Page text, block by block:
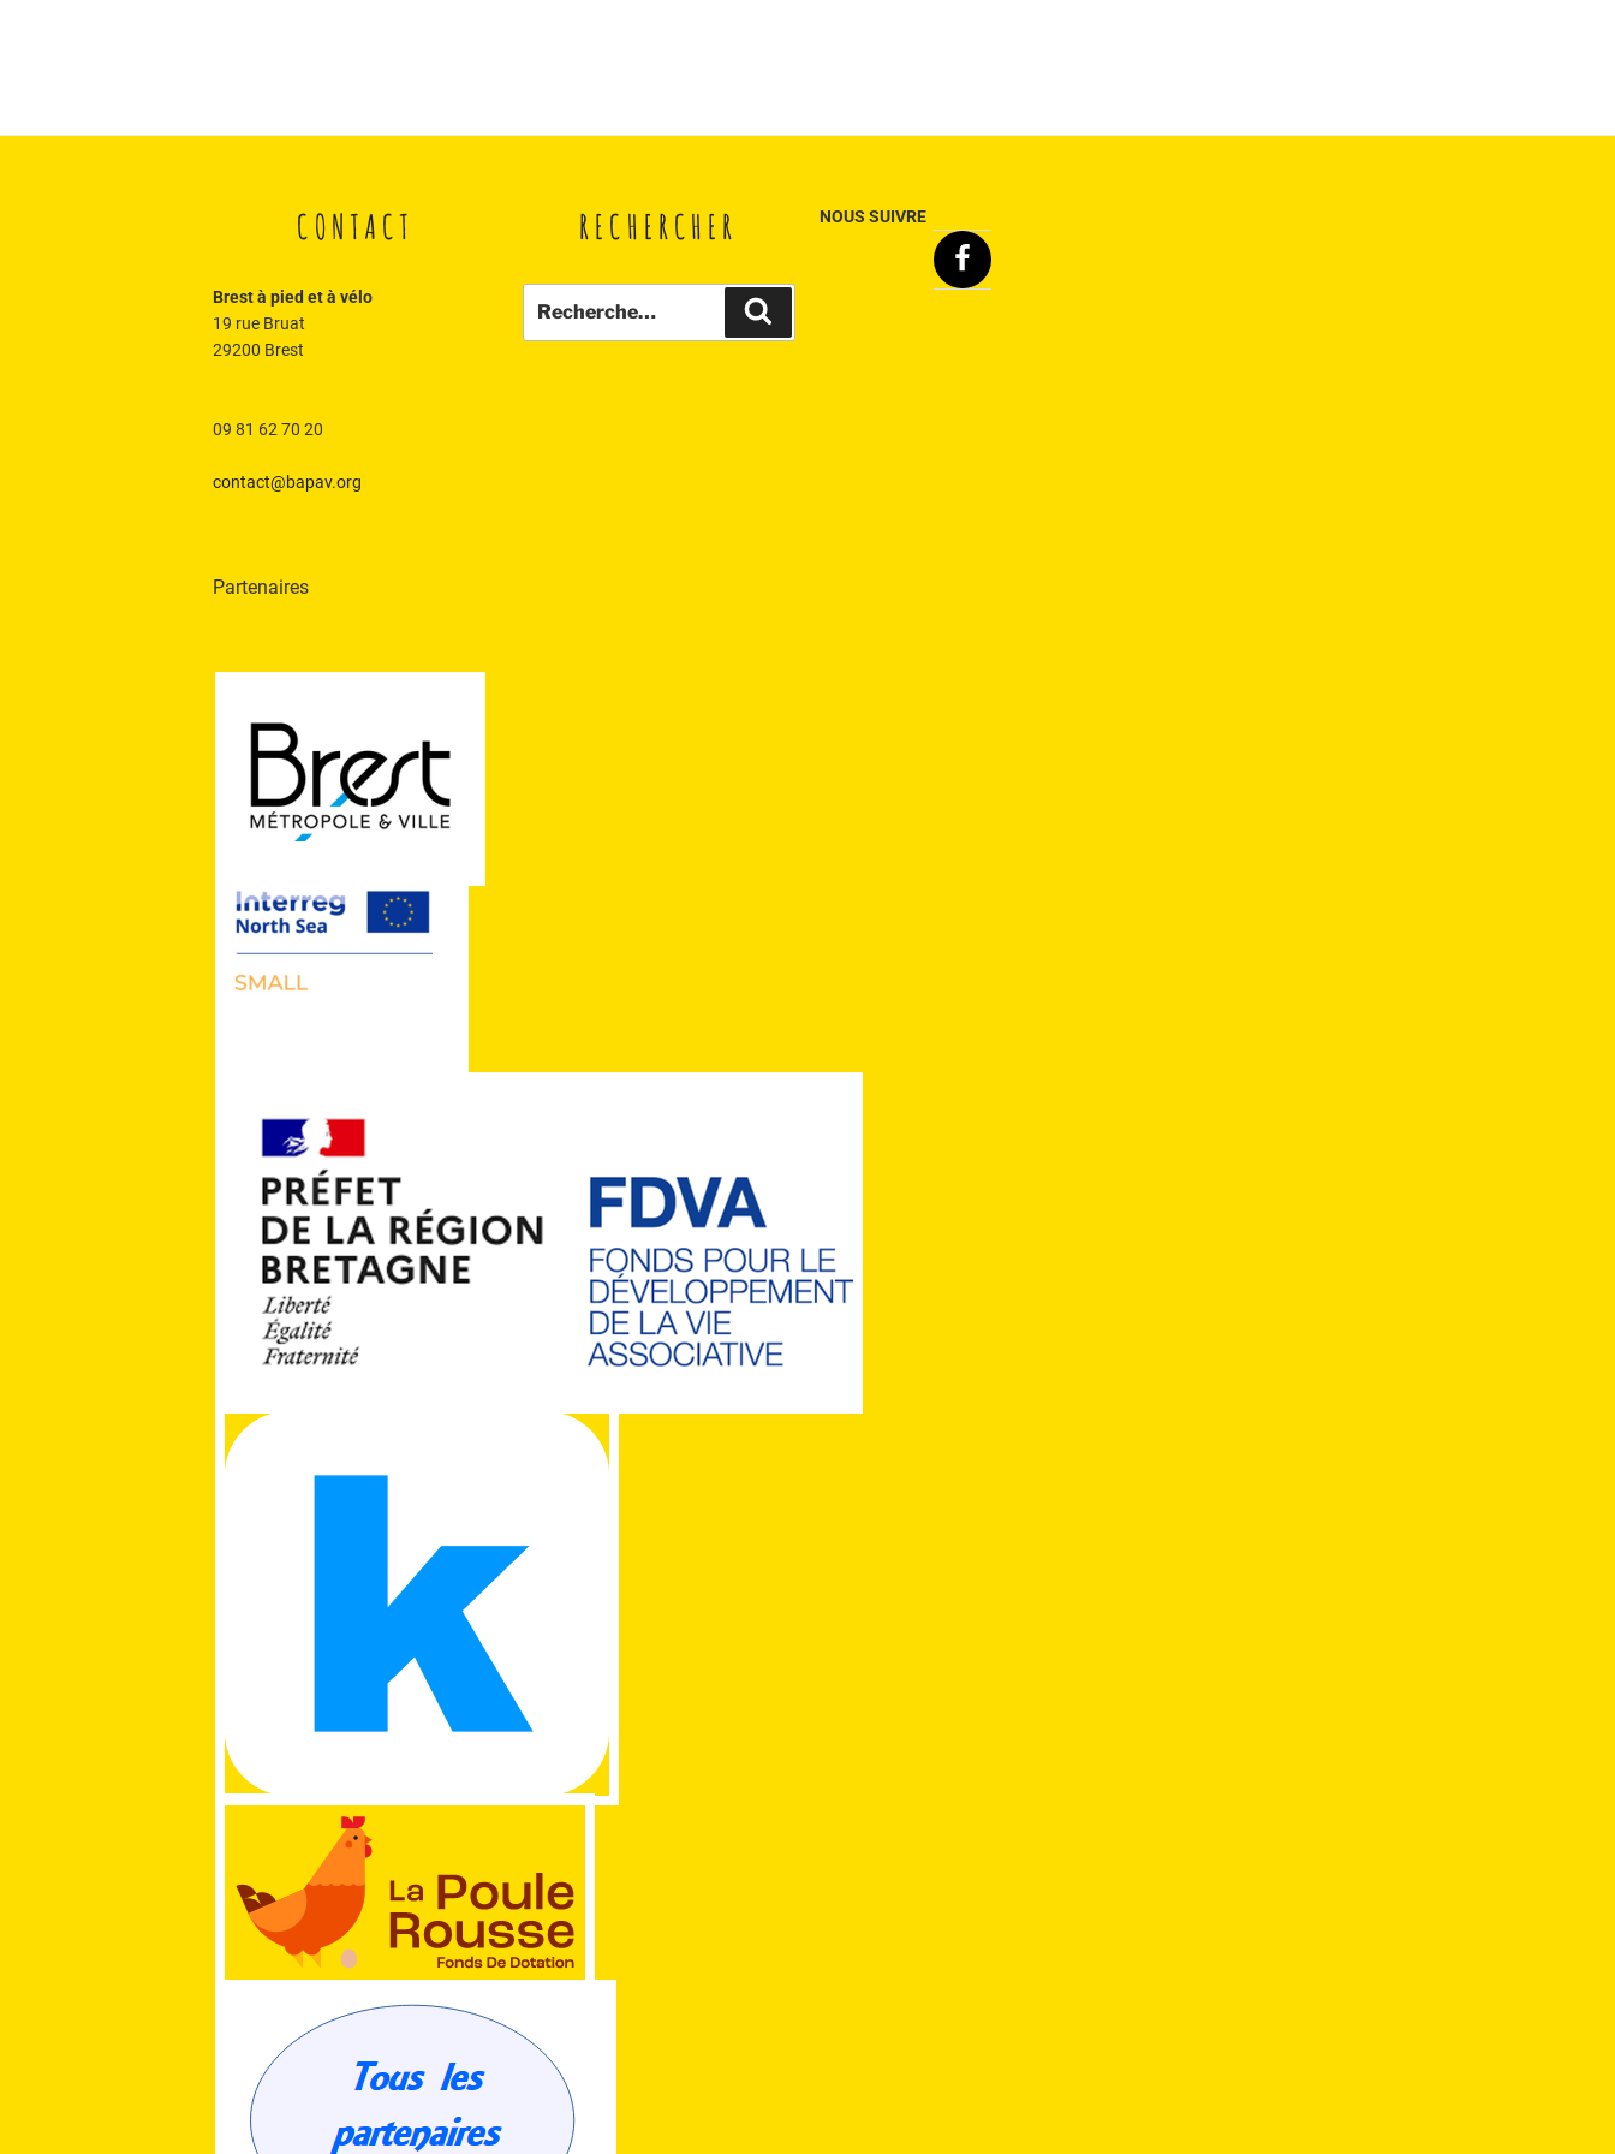
CONTACT
Brest à pied et à vélo
19 rue Bruat
29200 Brest
09 81 62 70 20
contact@bapav.org
RECHERCHER
pour
NOUS SUIVRE
Facebook
Partenaires